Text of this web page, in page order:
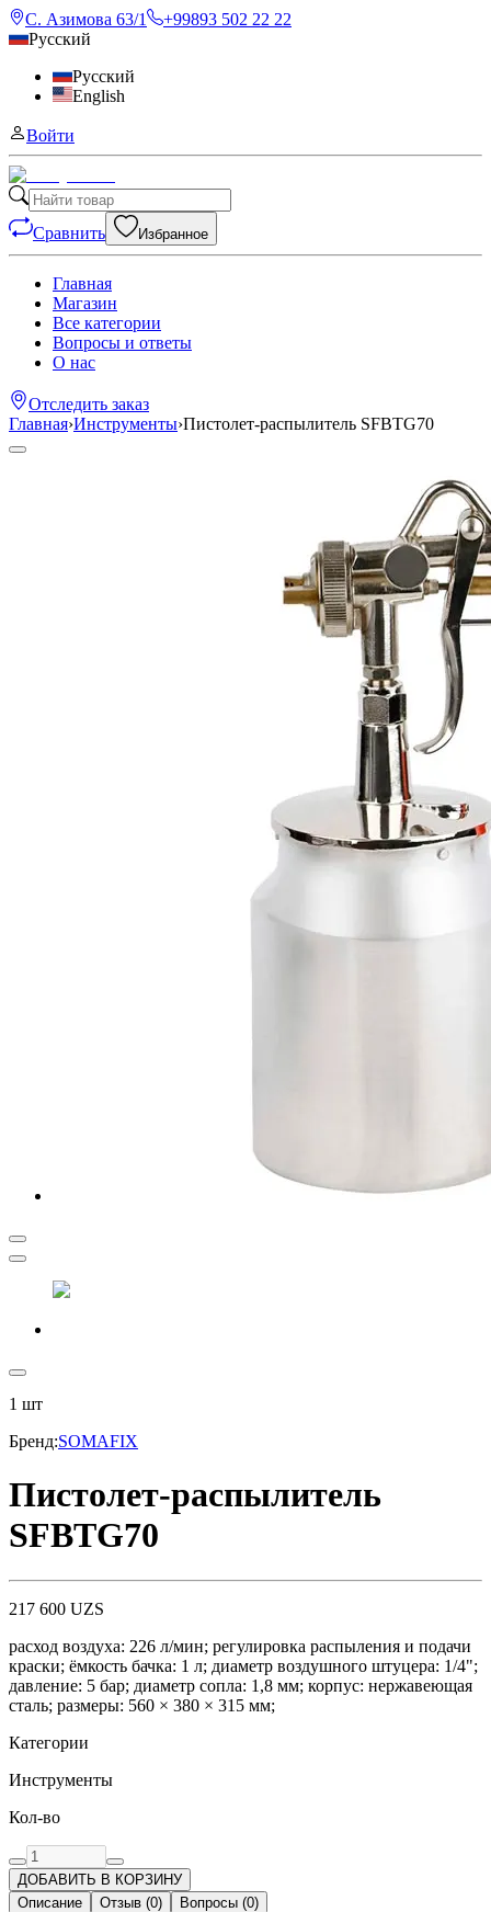
С. Азимова 63/1
+99893 502 22 22
Русский
Русский
English
Войти
Сравнить Избранное
Главная
Магазин
Все категории
Вопросы и ответы
О нас
Отследить заказ
Главная›Инструменты›Пистолет-распылитель SFBTG70
1 шт
Бренд:SOMAFIX
Пистолет-распылитель
SFBTG70
217 600 UZS
расход воздуха: 226 л/мин; регулировка распыления и подачи
краски; ёмкость бачка: 1 л; диаметр воздушного штуцера: 1/4";
давление: 5 бар; диаметр сопла: 1,8 мм; корпус: нержавеющая
сталь; размеры: 560 × 380 × 315 мм;
Категории
Инструменты
Кол-во
ДОБАВИТЬ В КОРЗИНУ
Описание
Отзыв (0) Вопросы (0)